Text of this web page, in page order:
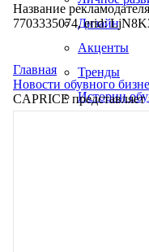
Дизайн
Акценты
Тренды
Истории
Название
7703335074, erid:
Главная
Новости обувного
CAPRICE